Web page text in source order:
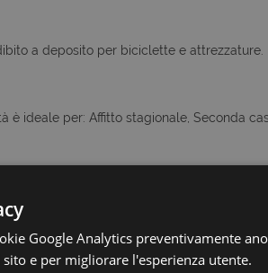
a deposito per biciclette e attrezzature.
è ideale per: Affitto stagionale, Seconda
il profumo della pineta e godersi il
Google Analytics preventivamente
e per migliorare l'esperienza utente.